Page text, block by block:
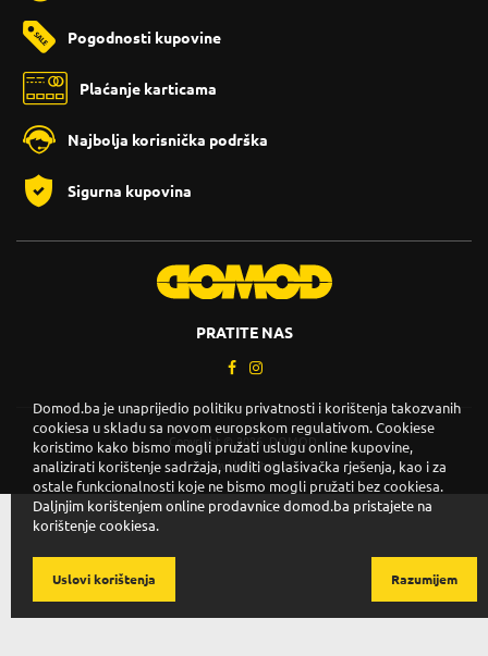
Pogodnosti kupovine
Plaćanje karticama
Najbolja korisnička podrška
Sigurna kupovina
PRATITE NAS
Copyright © 2026. DOMOD.
Uslovi korištenja.
Domod.ba je unaprijedio politiku privatnosti i korištenja takozvanih
cookiesa u skladu sa novom europskom regulativom. Cookiese
koristimo kako bismo mogli pružati uslugu online kupovine,
analizirati korištenje sadržaja, nuditi oglašivačka rješenja, kao i za
ostale funkcionalnosti koje ne bismo mogli pružati bez cookiesa.
Daljnjim korištenjem online prodavnice domod.ba pristajete na
korištenje cookiesa.
Razumijem
Uslovi korištenja